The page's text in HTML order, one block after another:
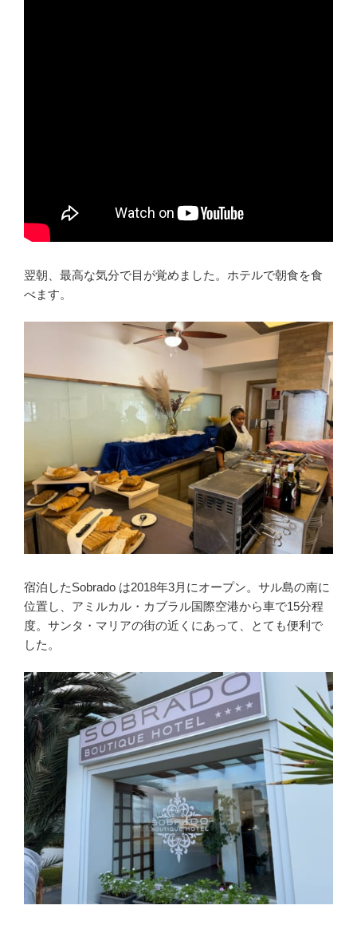
翌朝、最高な気分で目が覚めました。ホテルで朝食を食
べます。
宿泊したSobrado は2018年3月にオープン。サル島の南に
位置し、アミルカル・カブラル国際空港から車で15分程
度。サンタ・マリアの街の近くにあって、とても便利で
した。